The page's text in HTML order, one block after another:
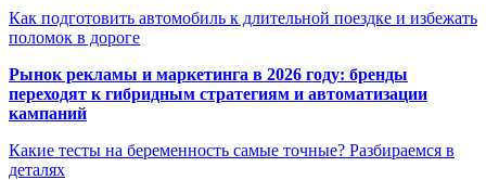
Как подготовить автомобиль к длительной поездке и избежать
поломок в дороге
Рынок рекламы и маркетинга в 2026 году: бренды
переходят к гибридным стратегиям и автоматизации
кампаний
Какие тесты на беременность самые точные? Разбираемся в
деталях